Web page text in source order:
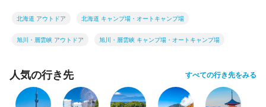
北海道 アウトドア 北海道 キャンプ場・オートキャンプ場
旭川・層雲峡 アウトドア 旭川・層雲峡 キャンプ場・オートキャンプ場
人気の行き先 すべての行き先をみる